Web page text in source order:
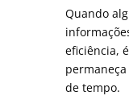
Quando
eficiência,
de tempo.